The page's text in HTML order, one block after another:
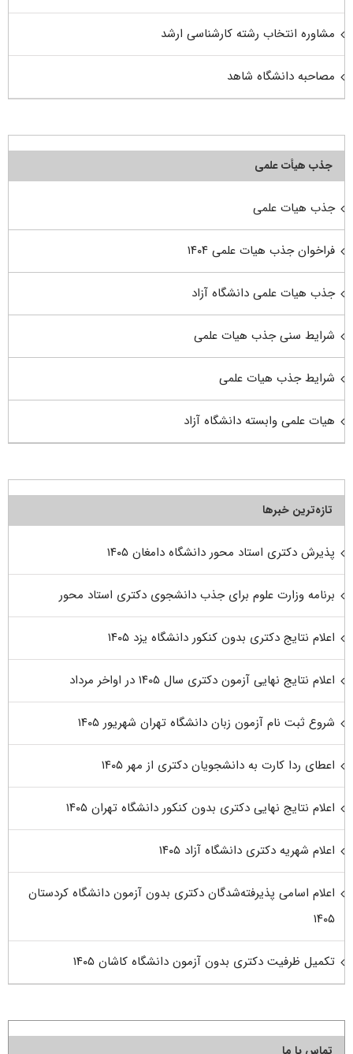
مشاوره انتخاب رشته کارشناسی ارشد
مصاحبه دانشگاه شاهد
جذب هیأت علمی
جذب هیات علمی
فراخوان جذب هیات علمی ۱۴۰۴
جذب هیات علمی دانشگاه آزاد
شرایط سنی جذب هیات علمی
شرایط جذب هیات علمی
هیات علمی وابسته دانشگاه آزاد
تازه‌ترین خبرها
پذیرش دکتری استاد محور دانشگاه دامغان ۱۴۰۵
برنامه وزارت علوم برای جذب دانشجوی دکتری استاد محور
اعلام نتایج دکتری بدون کنکور دانشگاه یزد ۱۴۰۵
اعلام نتایج نهایی آزمون دکتری سال ۱۴۰۵ در اواخر مرداد
شروع ثبت نام آزمون زبان دانشگاه تهران شهریور ۱۴۰۵
اعطای ردا کارت به دانشجویان دکتری از مهر ۱۴۰۵
اعلام نتایج نهایی دکتری بدون کنکور دانشگاه تهران ۱۴۰۵
اعلام شهریه دکتری دانشگاه آزاد ۱۴۰۵
اعلام اسامی پذیرفته‌شدگان دکتری بدون آزمون دانشگاه کردستان
۱۴۰۵
تکمیل ظرفیت دکتری بدون آزمون دانشگاه کاشان ۱۴۰۵